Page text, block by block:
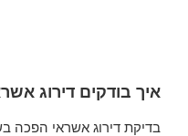
איך בודקים דירוג
בדיקת דירוג אשראי הפכה